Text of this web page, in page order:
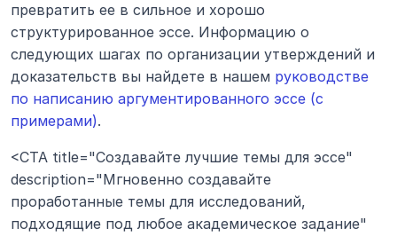
превратить ее в сильное и хорошо
структурированное эссе. Информацию о
следующих шагах по организации утверждений и
доказательств вы найдете в нашем руководстве
по написанию аргументированного эссе (с
примерами).
<CTA title="Создавайте лучшие темы для эссе"
description="Мгновенно создавайте
проработанные темы для исследований,
подходящие под любое академическое задание"